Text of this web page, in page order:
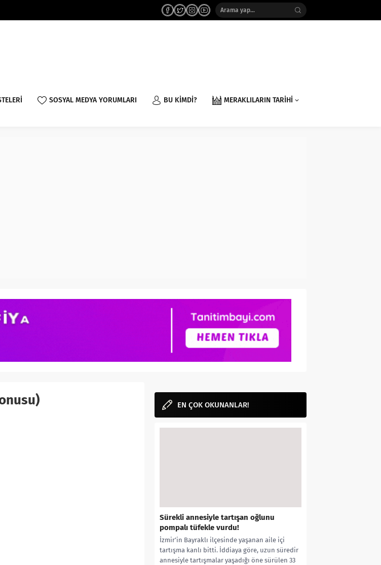
SOSYAL MEDYA YORUMLARI BU KİMDİ? MERAKLILARIN TARİHİ
EN ÇOK OKUNANLAR!
Sürekli annesiyle tartışan oğlunu
pompalı tüfekle vurdu!
İzmir’in Bayraklı ilçesinde yaşanan aile içi
tartışma kanlı bitti. İddiaya göre, uzun süredir
annesiyle tartışmalar yaşadığı öne sürülen 33